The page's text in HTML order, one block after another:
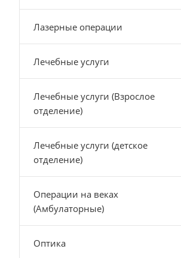
Лазерные операции
Лечебные услуги
Лечебные услуги (Взрослое
отделение)
Лечебные услуги (детское
отделение)
Операции на веках
(Амбулаторные)
Оптика